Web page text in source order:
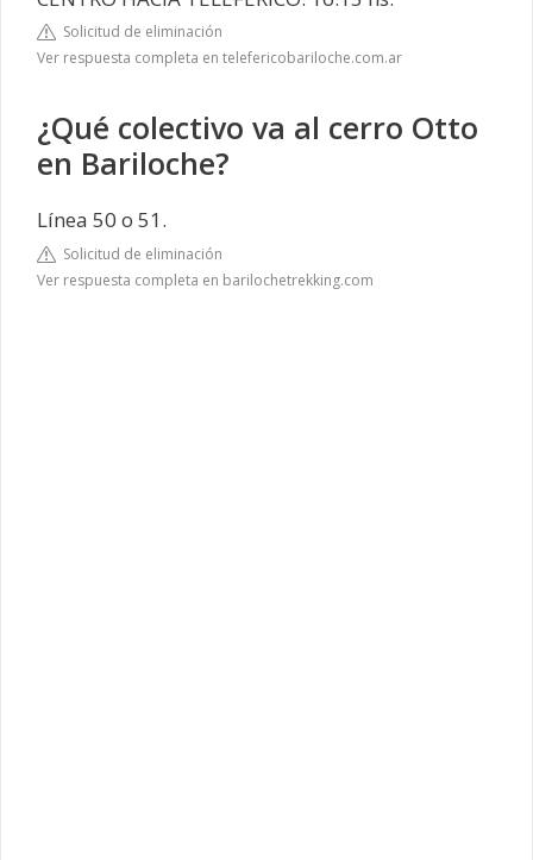
Solicitud de eliminación
Ver respuesta completa en telefericobariloche.com.ar
¿Qué colectivo va al cerro Otto
en Bariloche?
Línea 50 o 51.
Solicitud de eliminación
Ver respuesta completa en barilochetrekking.com